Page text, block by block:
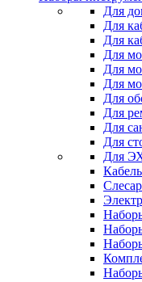
Для
Для
Для
Для
Для
Для
Для
Для
Для
Для
Для